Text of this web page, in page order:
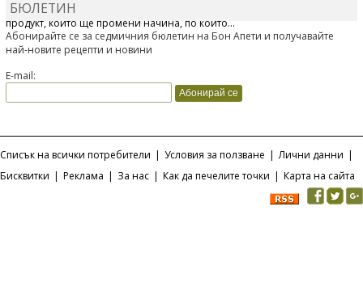
Отскоро Лесафр България стартира предлагането на изцяло нов
продукт, който ще промени начина, по който...
БЮЛЕТИН
Абонирайте се за седмичния бюлетин на Бон Апети и получавайте
най-новите рецепти и новини
E-mail:
Списък на всички потребители | Условия за ползване | Лични данни |
Бисквитки | Реклама | За нас | Как да печелите точки | Карта на сайта